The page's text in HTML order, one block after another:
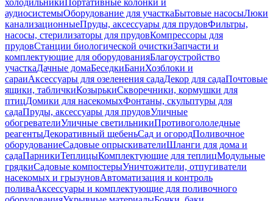
холодильникиПортативные колонки и
аудиосистемыОборудование для участкаБытовые насосыЛюки
канализационныеПруды, аксессуары для прудовФильтры,
насосы, стерилизаторы для прудовКомпрессоры для
прудовСтанции биологической очисткиЗапчасти и
комплектующие для оборудованияБлагоустройство
участкаДачные домаБеседкиБаниХозблоки и
сараиАксессуары для озеленения садаДекор для садаПочтовые
ящики, табличкиКозырькиСкворечники, кормушки для
птицДомики для насекомыхФонтаны, скульптуры для
садаПруды, аксессуары для прудовУличные
обогревателиУличные светильникиПротивогололедные
реагентыДекоративный щебеньСад и огородПоливочное
оборудованиеСадовые опрыскивателиШланги для дома и
садаПарникиТеплицыКомплектующие для теплицМодульные
грядкиСадовые компостерыУничтожители, отпугиватели
насекомых и грызуновАвтоматизация и контроль
поливаАксессуары и комплектующие для поливочного